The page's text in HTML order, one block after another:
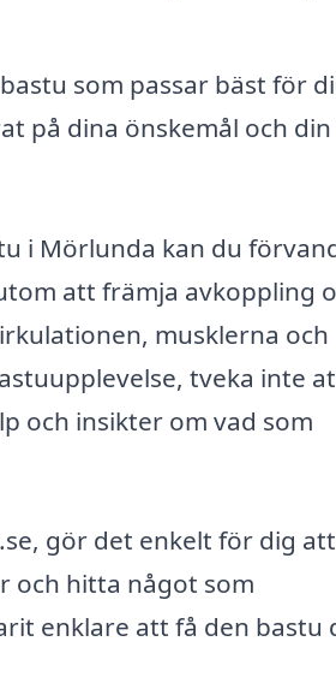
som passar bäst för
på dina önskemål och din
i Mörlunda kan du
att främja avkoppling
musklerna och
tveka inte
och insikter om vad som
gör det enkelt för dig att
och hitta något som
enklare att få den bastu